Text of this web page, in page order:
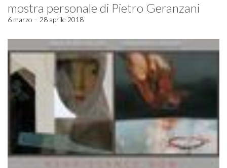
mostra personale di Pietro Geranzani
6 marzo – 28 aprile 2018